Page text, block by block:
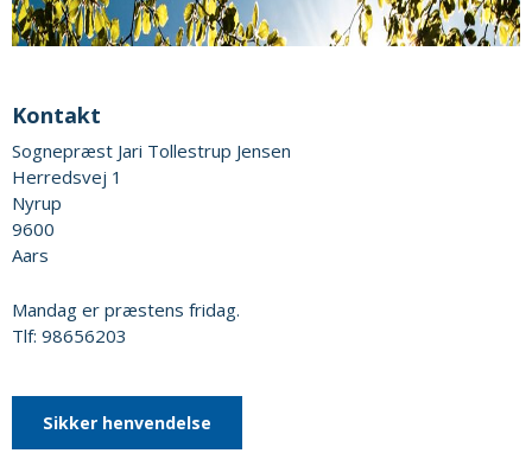
Kontakt
Sognepræst Jari Tollestrup Jensen
Herredsvej 1
Nyrup
9600
Aars
Mandag er præstens fridag.
Tlf: 98656203
Sikker henvendelse